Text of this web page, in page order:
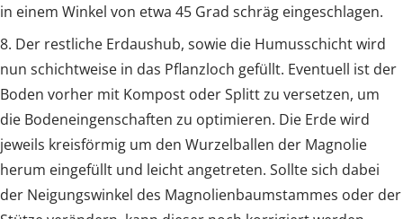
in einem Winkel von etwa 45 Grad schräg eingeschlagen.
8. Der restliche Erdaushub, sowie die Humusschicht wird
nun schichtweise in das Pflanzloch gefüllt. Eventuell ist der
Boden vorher mit Kompost oder Splitt zu versetzen, um
die Bodeneingenschaften zu optimieren. Die Erde wird
jeweils kreisförmig um den Wurzelballen der Magnolie
herum eingefüllt und leicht angetreten. Sollte sich dabei
der Neigungswinkel des Magnolienbaumstammes oder der